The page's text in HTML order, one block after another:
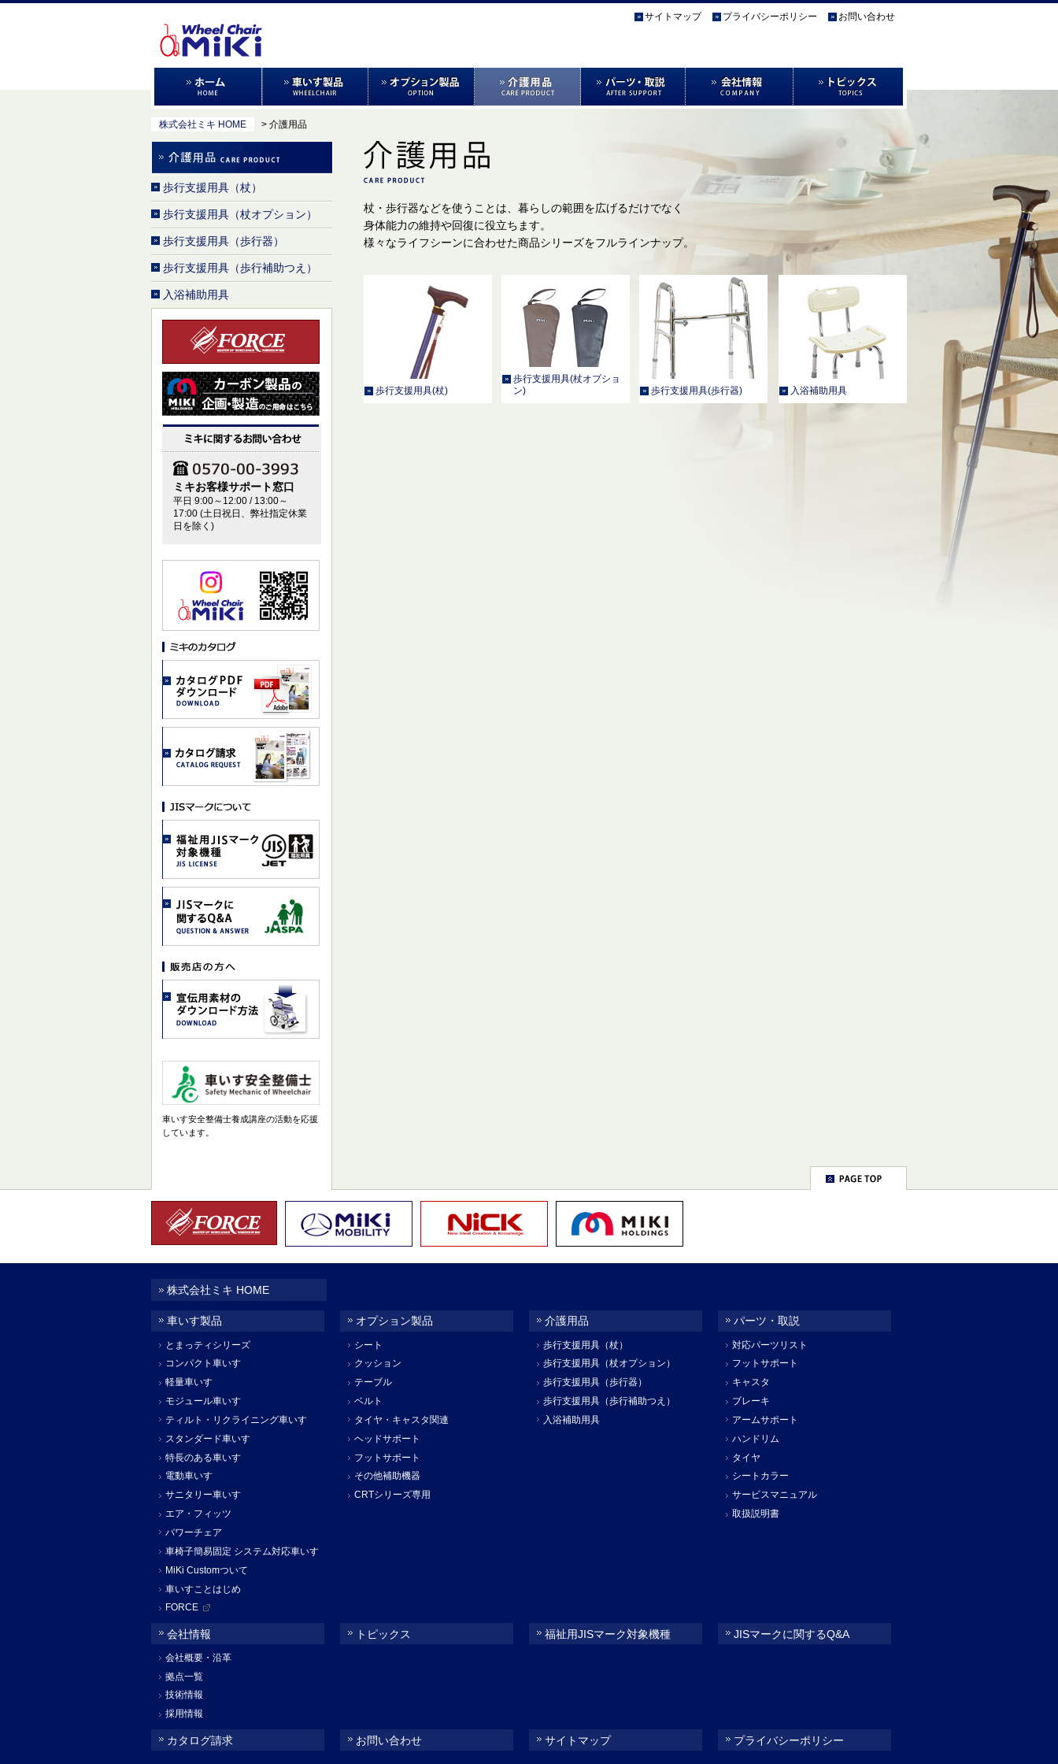
サイトマップ プライバシーポリシー お問い合わせ
株式会社ミキ HOME > 介護用品
杖・歩行器などを使うことは、暮らしの範囲を広げるだけでなく
身体能力の維持や回復に役立ちます。
様々なライフシーンに合わせた商品シリーズをフルラインナップ。
歩行支援用具(杖)
歩行支援用具(杖オプショ
ン)
歩行支援用具(歩行器) 入浴補助用具
歩行支援用具（杖）
歩行支援用具（杖オプション）
歩行支援用具（歩行器）
歩行支援用具（歩行補助つえ）
入浴補助用具
ミキお客様サポート窓口
平日 9:00～12:00 / 13:00～
17:00 (土日祝日、弊社指定休業
日を除く)
車いす安全整備士養成講座の活動を応援
しています。
株式会社ミキ HOME
車いす製品
とまっティシリーズ
コンパクト車いす
軽量車いす
モジュール車いす
ティルト・リクライニング車いす
スタンダード車いす
特長のある車いす
電動車いす
サニタリー車いす
エア・フィッツ
パワーチェア
車椅子簡易固定 システム対応車いす
MiKi Customついて
車いすことはじめ
FORCE
オプション製品
シート
クッション
テーブル
ベルト
タイヤ・キャスタ関連
ヘッドサポート
フットサポート
その他補助機器
CRTシリーズ専用
介護用品
歩行支援用具（杖）
歩行支援用具（杖オプション）
歩行支援用具（歩行器）
歩行支援用具（歩行補助つえ）
入浴補助用具
パーツ・取説
対応パーツリスト
フットサポート
キャスタ
ブレーキ
アームサポート
ハンドリム
タイヤ
シートカラー
サービスマニュアル
取扱説明書
会社情報
会社概要・沿革
拠点一覧
技術情報
採用情報
トピックス 福祉用JISマーク対象機種 JISマークに関するQ&A
カタログ請求 お問い合わせ サイトマップ プライバシーポリシー